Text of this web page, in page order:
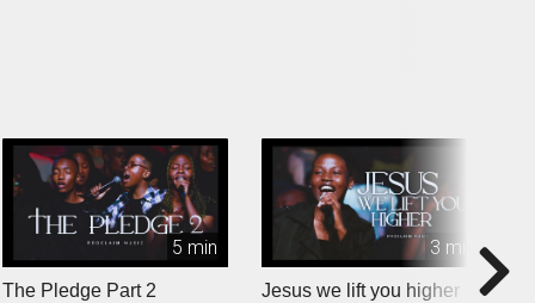
5 min
The Pledge Part 2
3 min
Jesus we lift you higher